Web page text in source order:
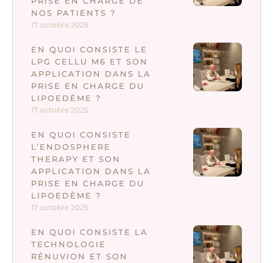
NOS PATIENTS ?
17 octobre 2025
EN QUOI CONSISTE LE
LPG CELLU M6 ET SON
APPLICATION DANS LA
PRISE EN CHARGE DU
LIPOEDÈME ?
17 octobre 2025
EN QUOI CONSISTE
L’ENDOSPHERE
THERAPY ET SON
APPLICATION DANS LA
PRISE EN CHARGE DU
LIPOEDÈME ?
17 octobre 2025
EN QUOI CONSISTE LA
TECHNOLOGIE
RÉNUVION ET SON